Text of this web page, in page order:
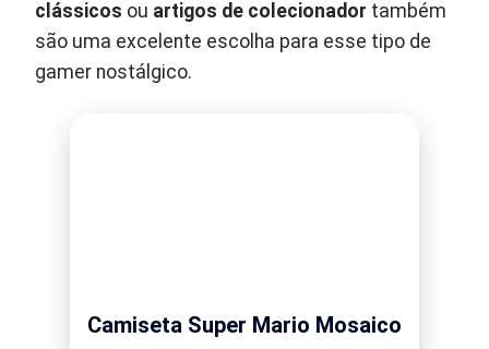
clássicos ou artigos de colecionador também
são uma excelente escolha para esse tipo de
gamer nostálgico.
Camiseta Super Mario Mosaico